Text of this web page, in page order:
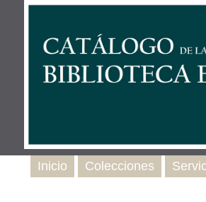
Inicio Colecciones